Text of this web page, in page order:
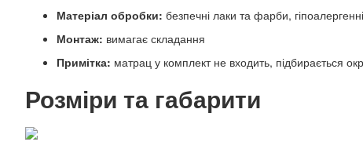
Матеріал обробки: безпечні лаки та фарби, гіпоалергенні
Монтаж: вимагає складання
Примітка: матрац у комплект не входить, підбирається
Розміри та габарити